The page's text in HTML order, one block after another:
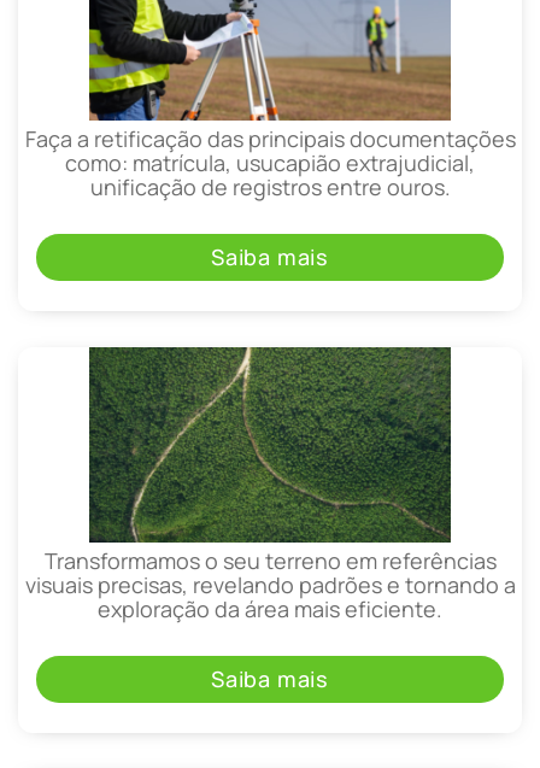
Faça a retificação das principais documentações
como: matrícula, usucapião extrajudicial,
unificação de registros entre ouros.
Saiba mais
Transformamos o seu terreno em referências
visuais precisas, revelando padrões e tornando a
exploração da área mais eficiente.
Saiba mais